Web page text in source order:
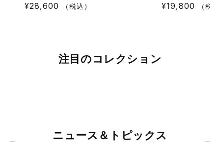
通
¥28,600 （税込）
通
¥19,800 （税
注目のコレクション
ニュース＆トピックス